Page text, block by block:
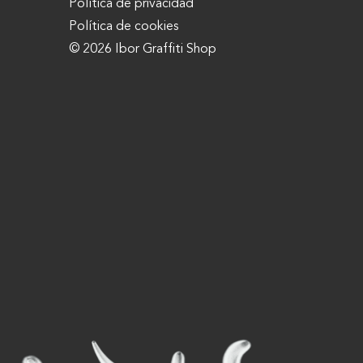
Política de privacidad
Política de cookies
© 2026 Ibor Graffiti Shop